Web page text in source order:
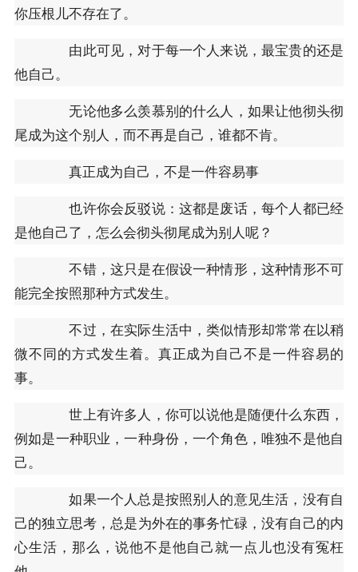
你压根儿不存在了。
由此可见，对于每一个人来说，最宝贵的还是
他自己。
无论他多么羡慕别的什么人，如果让他彻头彻
尾成为这个别人，而不再是自己，谁都不肯。
真正成为自己，不是一件容易事
也许你会反驳说：这都是废话，每个人都已经
是他自己了，怎么会彻头彻尾成为别人呢？
不错，这只是在假设一种情形，这种情形不可
能完全按照那种方式发生。
不过，在实际生活中，类似情形却常常在以稍
微不同的方式发生着。真正成为自己不是一件容易的
事。
世上有许多人，你可以说他是随便什么东西，
例如是一种职业，一种身份，一个角色，唯独不是他自
己。
如果一个人总是按照别人的意见生活，没有自
己的独立思考，总是为外在的事务忙碌，没有自己的内
心生活，那么，说他不是他自己就一点儿也没有冤枉